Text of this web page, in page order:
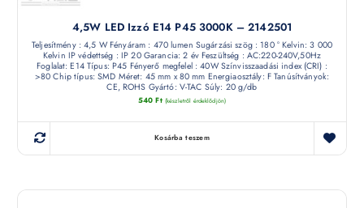
4,5W LED Izzó E14 P45 3000K – 2142501
Teljesítmény : 4,5 W Fényáram : 470 lumen Sugárzási szög : 180 ° Kelvin: 3 000
Kelvin IP védettség : IP 20 Garancia: 2 év Feszültség : AC:220-240V,50Hz
Foglalat: E14 Típus: P45 Fényerő megfelel : 40W Színvisszaadási index (CRI) :
>80 Chip típus: SMD Méret: 45 mm x 80 mm Energiaosztály: F Tanúsítványok:
CE, ROHS Gyártó: V-TAC Súly: 20 g/db
540Ft (készletről érdeklődjön)
Kosárba teszem